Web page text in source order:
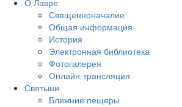
О Лавре
Священноначалие
Общая информация
История
Электронная библиотека
Фотогалерея
Онлайн-трансляция
Святыни
Ближние пещеры